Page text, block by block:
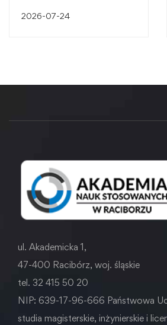
2026-07-24
ul. Akademicka 1,
47-400 Racibórz, woj. śląskie
tel. 32 415 50 20
NIP: 639-17-96-666 Państwowa
studia magisterskie, inżynierskie i